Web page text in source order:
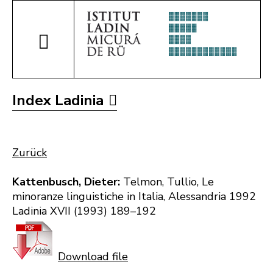
Index Ladinia
Zurück
Kattenbusch, Dieter: Telmon, Tullio, Le
minoranze linguistiche in Italia, Alessandria 1992
Ladinia XVII (1993) 189–192
Download file